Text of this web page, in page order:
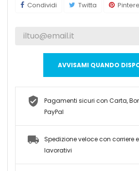
Condividi Twitta
AVVISAMI QUANDO
Pagamenti sicuri con Carta,
PayPal
Spedizione veloce con corriere
lavorativi